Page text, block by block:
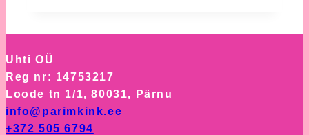
product
may
be
Uhti OÜ
Reg nr: 14753217
Loode tn 1/1, 80031, Pärnu
info@parimkink.ee
+372 505 6794